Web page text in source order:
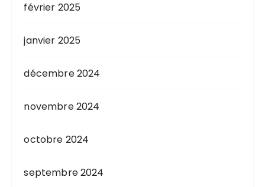
février 2025
janvier 2025
décembre 2024
novembre 2024
octobre 2024
septembre 2024